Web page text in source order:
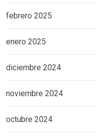
febrero 2025
enero 2025
diciembre 2024
noviembre 2024
octubre 2024